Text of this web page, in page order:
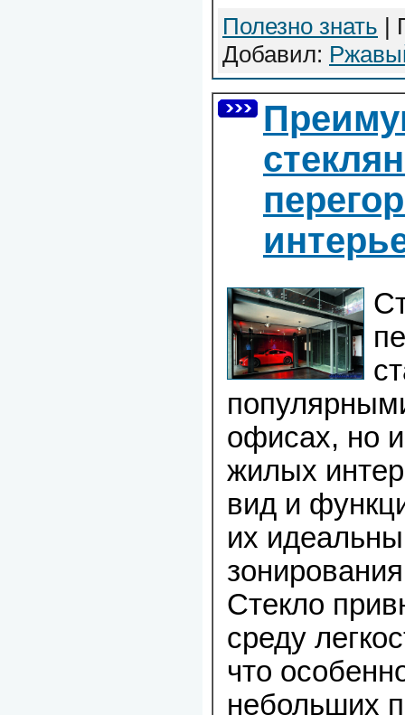
Полезно знать |
Добавил:
офисах, но
жилых
вид и
их
Стекло
среду
что
небольших